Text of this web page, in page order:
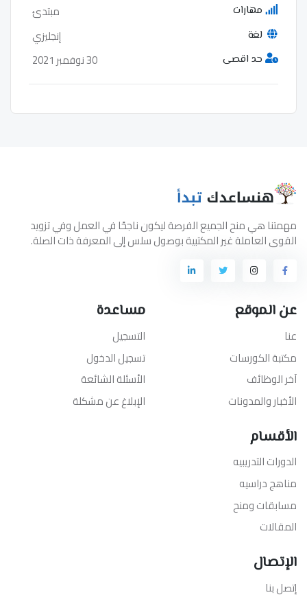
مهارات مبتدئ
لغة إنجليزي
حد اقصى 30 نوفمبر 2021
مهمتنا هي منح الجميع الفرصة ليكون ناجحًا في العمل وفي تزويد
القوى العاملة غير المكتبية بوصول سلس إلى المعرفة ذات الصلة.
عن الموقع
عنا
مكتبة الكورسات
آخر الوظائف
الأخبار والمدونات
مساعدة
التسجيل
تسجيل الدخول
الأسئلة الشائعة
الإبلاغ عن مشكلة
الأقسام
الدورات التدريبيه
مناهج دراسيه
مسابقات ومنح
المقالات
الإتصال
إتصل بنا